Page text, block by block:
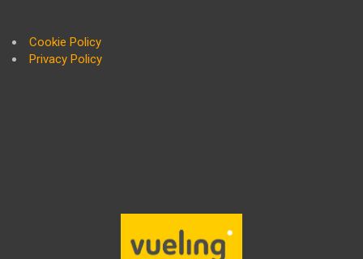
Cookie Policy
Privacy Policy